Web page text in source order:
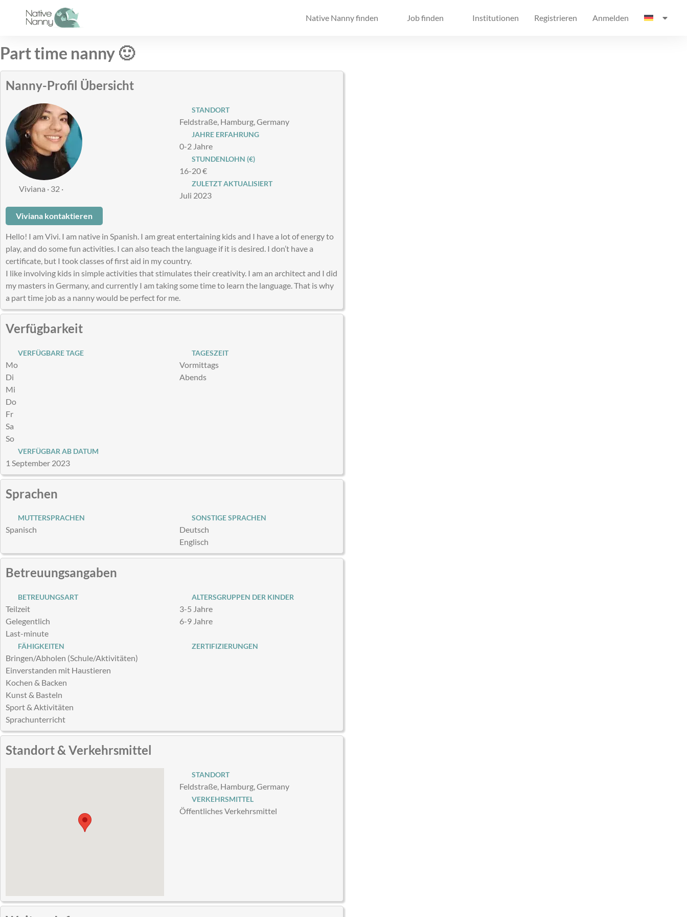
Native Nanny finden Job finden Institutionen Registrieren Anmelden
Part time nanny 🙂
Nanny-Profil Übersicht
Viviana · 32 ·
STANDORT
Feldstraße, Hamburg, Germany
JAHRE ERFAHRUNG
0-2 Jahre
STUNDENLOHN (€)
16-20 €
ZULETZT AKTUALISIERT
Juli 2023
Viviana kontaktieren
Hello! I am Vivi. I am native in Spanish. I am great entertaining kids and I have a lot of energy to
play, and do some fun activities. I can also teach the language if it is desired. I don’t have a
certificate, but I took classes of first aid in my country.
I like involving kids in simple activities that stimulates their creativity. I am an architect and I did
my masters in Germany, and currently I am taking some time to learn the language. That is why
a part time job as a nanny would be perfect for me.
Verfügbarkeit
VERFÜGBARE TAGE
Mo
Di
Mi
Do
Fr
Sa
So
TAGESZEIT
Vormittags
Abends
VERFÜGBAR AB DATUM
1 September 2023
Sprachen
MUTTERSPRACHEN
Spanisch
SONSTIGE SPRACHEN
Deutsch
Englisch
Betreuungsangaben
BETREUUNGSART
Teilzeit
Gelegentlich
Last-minute
ALTERSGRUPPEN DER KINDER
3-5 Jahre
6-9 Jahre
FÄHIGKEITEN
Bringen/Abholen (Schule/Aktivitäten)
Einverstanden mit Haustieren
Kochen & Backen
Kunst & Basteln
Sport & Aktivitäten
Sprachunterricht
ZERTIFIZIERUNGEN
Standort & Verkehrsmittel
STANDORT
Feldstraße, Hamburg, Germany
VERKEHRSMITTEL
Öffentliches Verkehrsmittel